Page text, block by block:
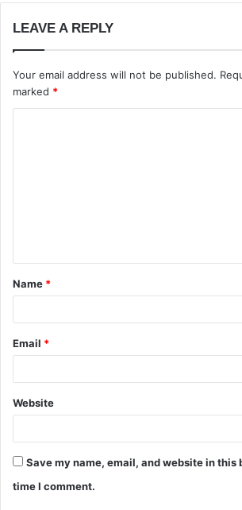
LEAVE A REPLY
Your email address will not be published.
marked *
Name *
Email *
Website
Save my name, email, and website in this
time I comment.